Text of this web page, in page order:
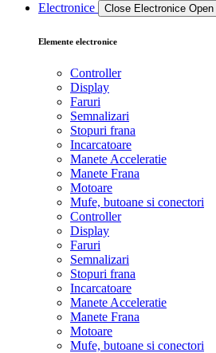
Electronice Close Electronice
Elemente electronice
Controller
Display
Faruri
Semnalizari
Stopuri frana
Incarcatoare
Manete Acceleratie
Manete Frana
Motoare
Mufe, butoane si conectori
Controller
Display
Faruri
Semnalizari
Stopuri frana
Incarcatoare
Manete Acceleratie
Manete Frana
Motoare
Mufe, butoane si conectori